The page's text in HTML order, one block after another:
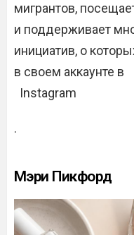
мигрантов,
и поддерживает
инициатив, о
в своем аккаунте в
Instagram
.
Мэри Пикфорд